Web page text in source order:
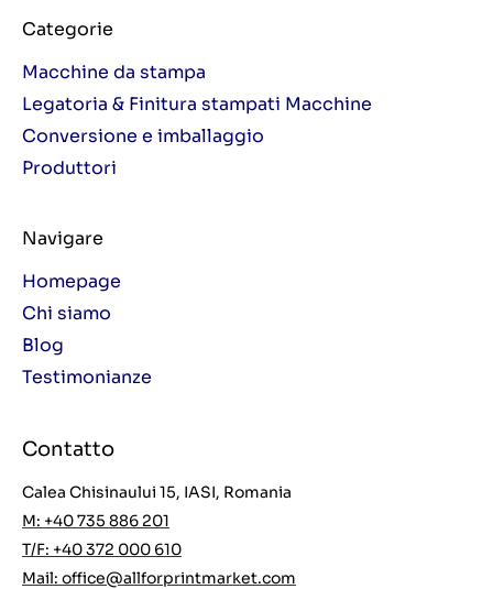
Categorie
Macchine da stampa
Legatoria & Finitura stampati Macchine
Conversione e imballaggio
Produttori
Navigare
Homepage
Chi siamo
Blog
Testimonianze
Contatto
Calea Chisinaului 15, IASI, Romania
M: +40 735 886 201
T/F: +40 372 000 610
Mail: office@allforprintmarket.com